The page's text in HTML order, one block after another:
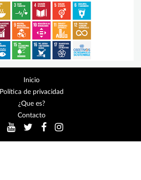
Inicio
Política de privacidad
¿Que es?
Contacto